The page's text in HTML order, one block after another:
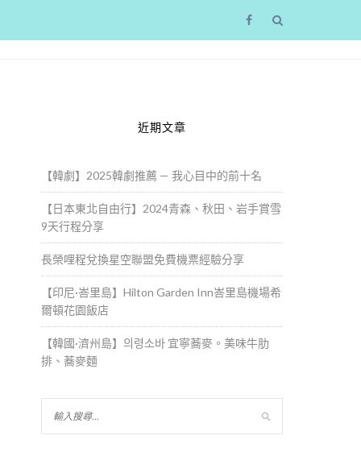
近期文章
【韓劇】2025韓劇推薦 — 我心目中的前十名
【日本東北自由行】2024青森、秋田、岩手賞雪
9天行程分享
長榮哩程兌換星空聯盟免費機票經驗分享
【印尼·峇里島】Hilton Garden Inn峇里島機場希
爾頓花園飯店
【韓國·濟州島】의령소바 宜寧蕎麥。美味牛肋
排、蕎麥麵